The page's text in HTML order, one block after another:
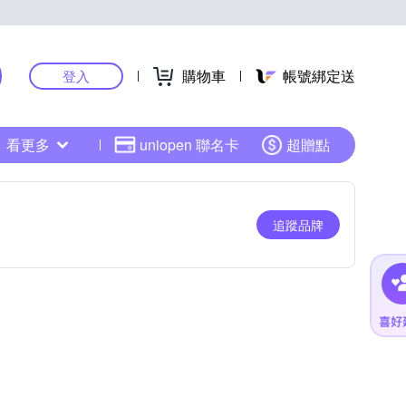
登入 購物車 帳號綁定送
看更多 uniopen 聯名卡 超贈點
追蹤品牌